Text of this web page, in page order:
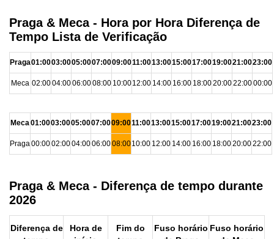
Praga & Meca - Hora por Hora Diferença de
Tempo Lista de Verificação
Praga01:0003:0005:0007:0009:0011:0013:0015:0017:0019:0021:0023:00
Meca 02:0004:0006:0008:00 10:0012:00 14:00 16:00 18:0020:0022:0000:00
Meca01:0003:0005:0007:0009:0011:0013:0015:0017:0019:0021:0023:00
Praga00:0002:0004:0006:0008:0010:00 12:00 14:00 16:00 18:0020:0022:00
Praga & Meca - Diferença de tempo durante
2026
Diferença de
Hora de
Fim do
Fuso horário Fuso horário